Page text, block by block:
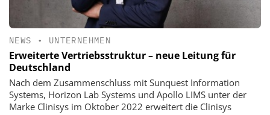
NEWS • UNTERNEHMEN
Erweiterte Vertriebsstruktur – neue Leitung für
Deutschland
Nach dem Zusammenschluss mit Sunquest Information
Systems, Horizon Lab Systems und Apollo LIMS unter der
Marke Clinisys im Oktober 2022 erweitert die Clinisys